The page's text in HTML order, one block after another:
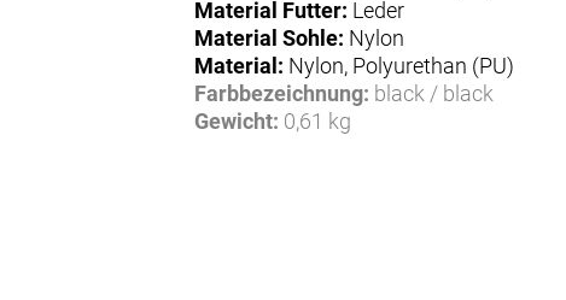
Material Futter: Leder
Material Sohle: Nylon
Material: Nylon, Polyurethan (PU)
Farbbezeichnung: black / black
Gewicht: 0,61 kg